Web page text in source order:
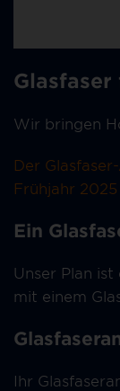
Wir bringen
Der Glasfaser-
Frühjahr
Ein
Unser Plan
mit einem
Ihr